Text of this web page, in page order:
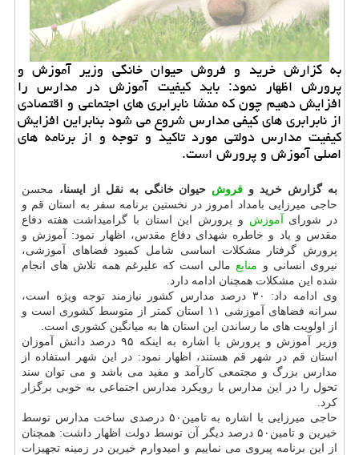
به گزارش خرید و فروش حیوان خانگی وزیر آموزش و
پرورش اظهار نمود: باید كیفیت آموزش در مدارس را
افزایش دهیم چون كه منشا نابرابری های اجتماعی و اقتصادی
از نابرابری های كیفی مدارس شروع می شود بنابراین افزایش
كیفیت مدارس دولتی مورد تاكید و توجه و از برنامه های
اصلی آموزش و پرورش است.
به گزارش خرید و فروش حیوان خانگی به نقل از ایسنا، محسن
حاجی میرزایی بامداد امروز در نخستین برنامه سفر به استان قم و
در شورای آموزش و پرورش این استان با گرامیداشت هفته دفاع
مقدس و یاد و خاطره شهدای دفاع مقدس، اظهار نمود: آموزش و
پرورش گرفتار مشكلات اساسی شامل كمبود فضاهای آموزشی،
نیروی انسانی و منابع مالی است كه علیرغم همه تلاش های انجام
شده این مشكلات همچنان ادامه دارد.
وی ادامه داد: ۳۰ درصد مدارس كشور نیازمند توجه ویژه است،
سرانه فضاهای آموزشی ۱۱ استان كمتر از متوسط كشوری است و
از اولویت های ما رساندن این استان ها به میانگین كشوری است.
وزیر آموزش و پرورش با اشاره به اینكه ۹۵ درصد دانش آموزان
استان قم در شهر قم هستند، اظهار نمود: در این شهر استفاده از
مدارس بزرگ و مجتمعی كارآمد و مفید می باشد و می توان سند
تحول را در این مدارس با رویكرد مدارس اجتماعی به خوبی برگزار
كرد.
حاجی میرزایی با اشاره به تامین۵۰ درصدی ساخت مدارس توسط
خیرین و تامین۵۰ درصد دیگر آن توسط دولت اظهار داشت: همچنان
از این برنامه پیروی می نماییم و امیدوارم خیرین در زمینه تجهیزات